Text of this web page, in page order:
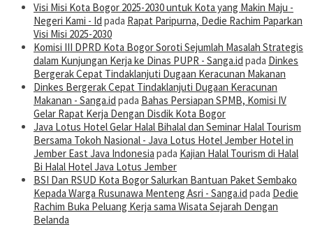
Visi Misi Kota Bogor 2025-2030 untuk Kota yang Makin Maju -
Negeri Kami - Id pada Rapat Paripurna, Dedie Rachim Paparkan
Visi Misi 2025-2030
Komisi III DPRD Kota Bogor Soroti Sejumlah Masalah Strategis
dalam Kunjungan Kerja ke Dinas PUPR - Sanga.id pada Dinkes
Bergerak Cepat Tindaklanjuti Dugaan Keracunan Makanan
Dinkes Bergerak Cepat Tindaklanjuti Dugaan Keracunan
Makanan - Sanga.id pada Bahas Persiapan SPMB, Komisi IV
Gelar Rapat Kerja Dengan Disdik Kota Bogor
Java Lotus Hotel Gelar Halal Bihalal dan Seminar Halal Tourism
Bersama Tokoh Nasional - Java Lotus Hotel Jember Hotel in
Jember East Java Indonesia pada Kajian Halal Tourism di Halal
Bi Halal Hotel Java Lotus Jember
BSI Dan RSUD Kota Bogor Salurkan Bantuan Paket Sembako
Kepada Warga Rusunawa Menteng Asri - Sanga.id pada Dedie
Rachim Buka Peluang Kerja sama Wisata Sejarah Dengan
Belanda